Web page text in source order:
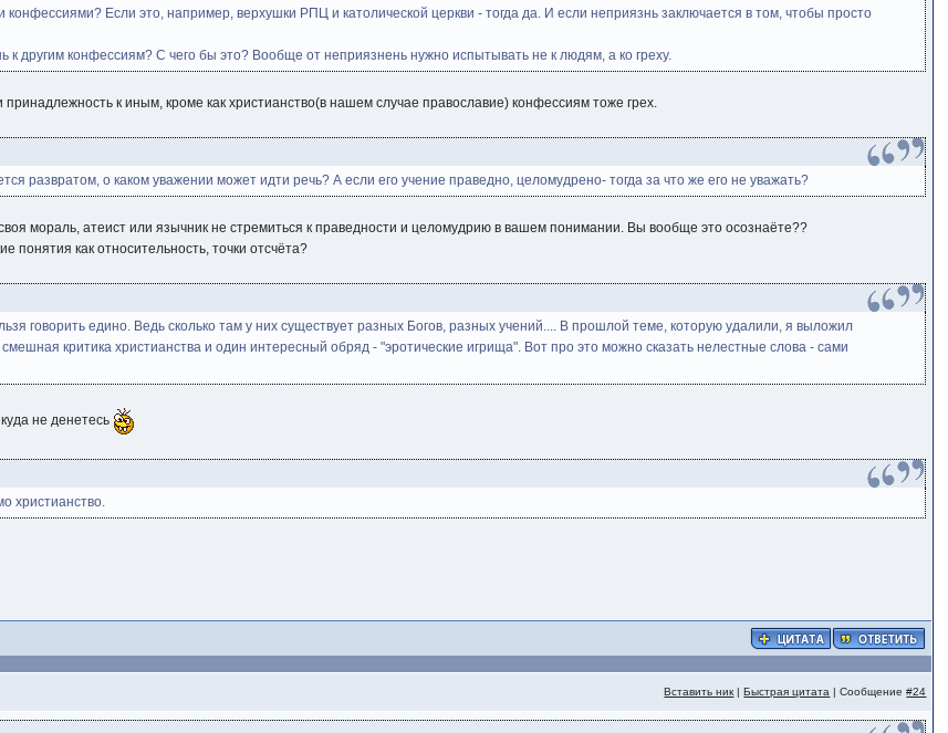
Если это, например, верхушки РПЦ и католической церкви - тогда да. И если неприязнь заключается в том, чтобы просто
другим конфессиям? С чего бы это? Вообще от неприязнень нужно испытывать не к людям, а ко греху.
принадлежность к иным, кроме как христианство(в нашем случае православие) конфессиям тоже грех.
развратом, о каком уважении может идти речь? А если его учение праведно, целомудрено- тогда за что же его не уважать?
мораль, атеист или язычник не стремиться к праведности и целомудрию в вашем понимании. Вы вообще это осознаёте??
понятия как относительность, точки отсчёта?
говорить едино. Ведь сколько там у них существует разных Богов, разных учений.... В прошлой теме, которую удалили, я выложил
критика христианства и один интересный обряд - "эротические игрища". Вот про это можно сказать нелестные слова - сами
не денетесь
христианство.
Вставить ник |Быстрая цитата | Сообщение#24